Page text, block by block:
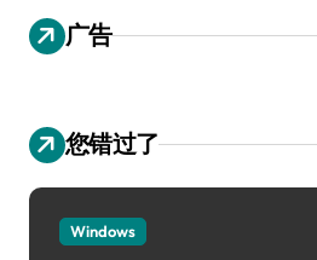
广告
您错过了
Windows